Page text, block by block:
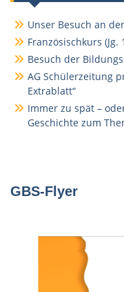
Unser Besuch an
Französischkurs
Besuch der
AG Schülerzeitung
Extrablatt“
Immer zu spät –
Geschichte zum
GBS-Flyer